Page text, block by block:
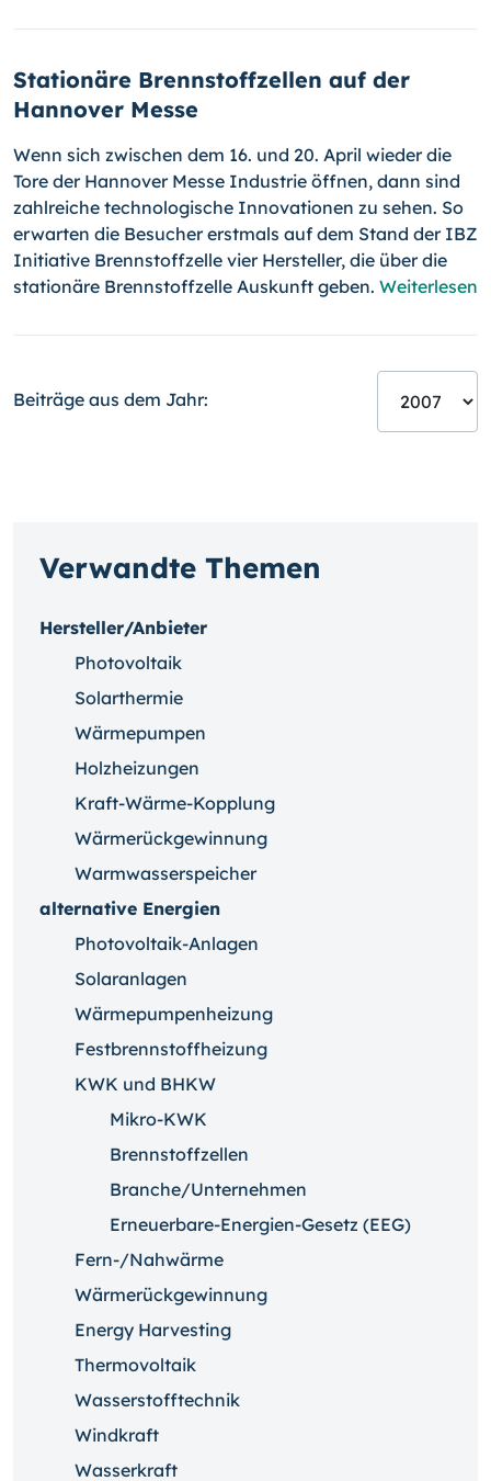
Stationäre Brennstoffzellen auf der
Hannover Messe
Wenn sich zwischen dem 16. und 20. April wieder die
Tore der Hannover Messe Industrie öffnen, dann sind
zahlreiche technologische Innovationen zu sehen. So
erwarten die Besucher erstmals auf dem Stand der IBZ
Initiative Brennstoffzelle vier Hersteller, die über die
stationäre Brennstoffzelle Auskunft geben. Weiterlesen
Beiträge aus dem Jahr:
Verwandte Themen
Hersteller/Anbieter
Photovoltaik
Solarthermie
Wärmepumpen
Holzheizungen
Kraft-Wärme-Kopplung
Wärmerückgewinnung
Warmwasserspeicher
alternative Energien
Photovoltaik-Anlagen
Solaranlagen
Wärmepumpenheizung
Festbrennstoffheizung
KWK und BHKW
Mikro-KWK
Brennstoffzellen
Branche/Unternehmen
Erneuerbare-Energien-Gesetz (EEG)
Fern-/Nahwärme
Wärmerückgewinnung
Energy Harvesting
Thermovoltaik
Wasserstofftechnik
Windkraft
Wasserkraft